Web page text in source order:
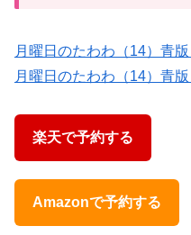
月曜日のたわわ（14）青
月曜日のたわわ（14）青
楽天で予約する
Amazonで予約する